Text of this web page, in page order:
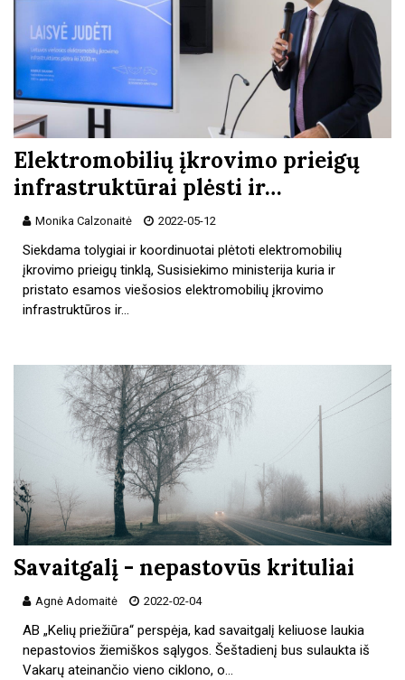
Elektromobilių įkrovimo prieigų
infrastruktūrai plėsti ir…
Monika Calzonaitė 2022-05-12
Siekdama tolygiai ir koordinuotai plėtoti elektromobilių
įkrovimo prieigų tinklą, Susisiekimo ministerija kuria ir
pristato esamos viešosios elektromobilių įkrovimo
infrastruktūros ir…
Savaitgalį - nepastovūs krituliai
Agnė Adomaitė 2022-02-04
AB „Kelių priežiūra“ perspėja, kad savaitgalį keliuose laukia
nepastovios žiemiškos sąlygos. Šeštadienį bus sulaukta iš
Vakarų ateinančio vieno ciklono, o…